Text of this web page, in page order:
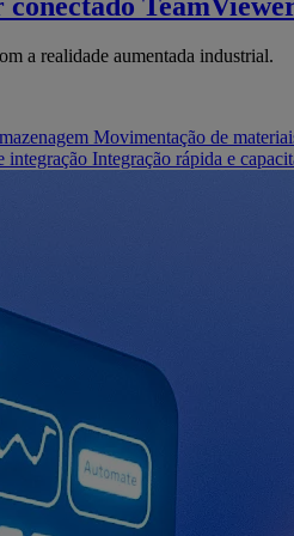
a realidade aumentada industrial.
Movimentação de
integração Integração rápida e